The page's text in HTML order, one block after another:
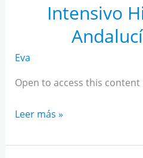
AndalucíaIntensivo
Eva
Open to access this content
Intensivo
AR
Leer más »